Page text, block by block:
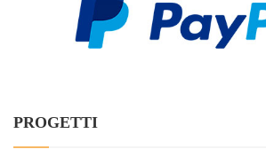
PROGETTI